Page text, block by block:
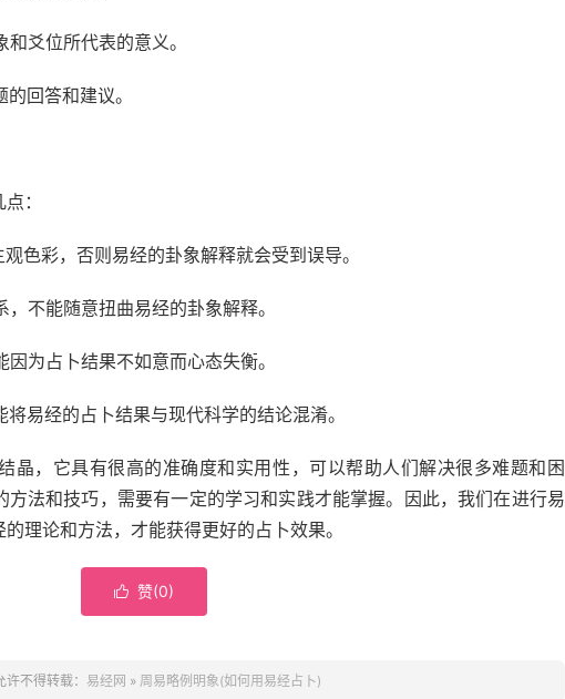
爻位所代表的意义。
回答和建议。
：
色彩，否则易经的卦象解释就会受到误导。
不能随意扭曲易经的卦象解释。
为占卜结果不如意而心态失衡。
易经的占卜结果与现代科学的结论混淆。
晶，它具有很高的准确度和实用性，可以帮助人们解决很多难题和困
法和技巧，需要有一定的学习和实践才能掌握。因此，我们在进行易
理论和方法，才能获得更好的占卜效果。
 赞(0)
许不得转载： 易经网 » 周易略例明象(如何用易经占卜)